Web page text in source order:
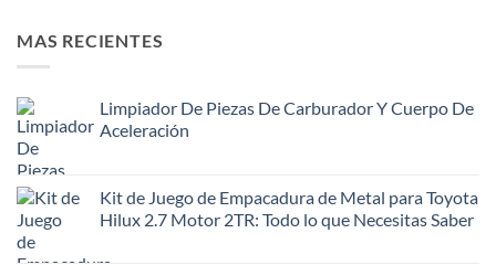
MAS RECIENTES
Limpiador De Piezas De Carburador Y Cuerpo De
Aceleración
Kit de Juego de Empacadura de Metal para Toyota
Hilux 2.7 Motor 2TR: Todo lo que Necesitas Saber